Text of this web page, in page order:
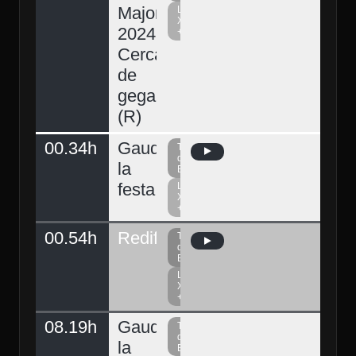
Major
2024.
Cercavila
de
gegants
(R)
La
Xarxa
+
00.34h
Gaudeix
la
festa
Televisió
del
Berguedà
La
Xarxa
+
00.54h RedifusióTelevisió
del
Berguedà
La
Xarxa
+
08.19h
Gaudeix
la
Televisió
del
Berguedà